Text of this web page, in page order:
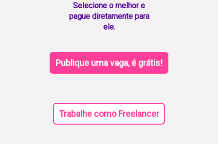
Selecione o melhor e
pague diretamente para
ele.
Publique uma vaga, é grátis!
Trabalhe como Freelancer